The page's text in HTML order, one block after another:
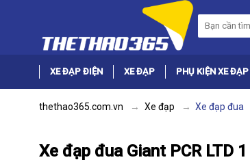
XE ĐẠP ĐIỆN XE ĐẠP PHỤ KIỆN XE ĐẠP
thethao365.com.vn Xe đạp Xe đạp đua
Xe đạp đua Giant PCR LTD